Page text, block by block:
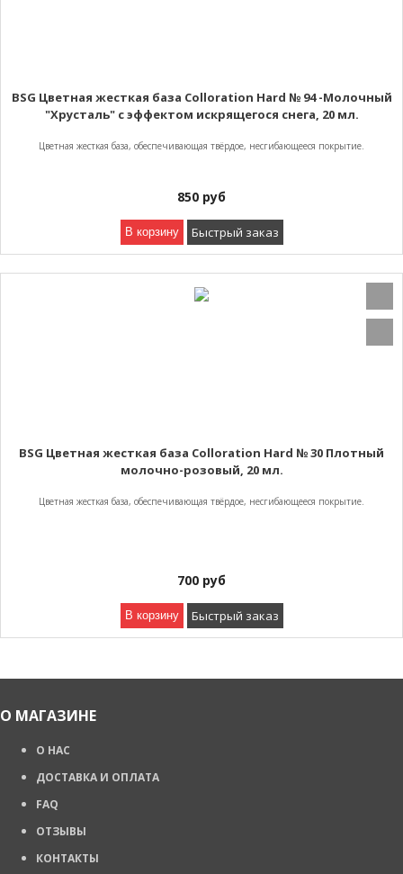
BSG Цветная жесткая база Colloration Hard № 94 -Молочный
"Хрусталь" с эффектом искрящегося снега, 20 мл.
Цветная жесткая база, обеспечивающая твёрдое, несгибающееся покрытие.
850 руб
В корзину Быстрый заказ
BSG Цветная жесткая база Colloration Hard № 30 Плотный
молочно-розовый, 20 мл.
Цветная жесткая база, обеспечивающая твёрдое, несгибающееся покрытие.
700 руб
В корзину Быстрый заказ
О МАГАЗИНЕ
О НАС
ДОСТАВКА И ОПЛАТА
FAQ
ОТЗЫВЫ
КОНТАКТЫ